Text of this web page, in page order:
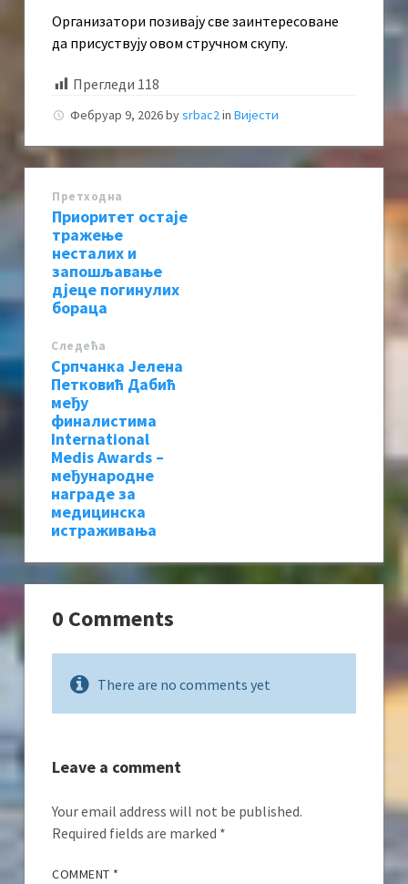
Организатори позивају све заинтересоване
да присуствују овом стручном скупу.
Прегледи 118
Фебруар 9, 2026bysrbac2in Вијести
Претходна
Приоритет остаје
тражење
несталих и
запошљавање
дјеце погинулих
бораца
Следећa
Српчанка Јелена
Петковић Дабић
међу
финалистима
International
Medis Awards –
међународне
награде за
медицинска
истраживања
0 Comments
There are no comments yet
Leave a comment
Your email address will not be published.
Required fields are marked *
COMMENT *